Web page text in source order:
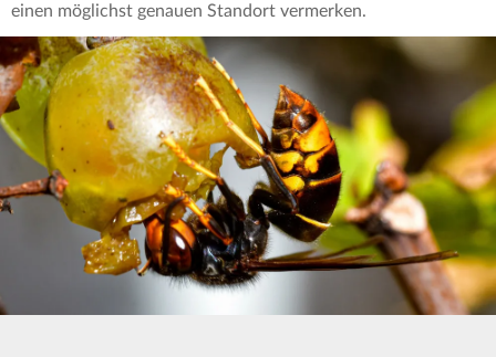
einen möglichst genauen Standort vermerken.